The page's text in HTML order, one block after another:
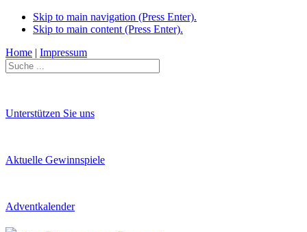
Skip to main navigation (Press Enter).
Skip to main content (Press Enter).
Home | Impressum
Unterstützen Sie uns
Aktuelle Gewinnspiele
Adventkalender